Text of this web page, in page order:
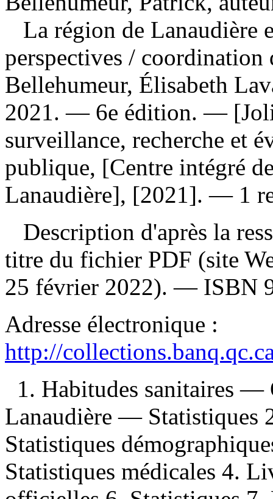
La région de Lanaudière
perspectives / coordination
Bellehumeur, Élisabeth
2021. — 6e édition. —
surveillance, recherche et
publique, [Centre intégré
Lanaudière], [2021]. — 1
Description d'après la
titre du fichier PDF (site
25 février 2022). — ISBN
Adresse électronique :
http://
1. Habitudes sanitaires
Lanaudière — Statistiques
Statistiques
Statistiques médicales 4.